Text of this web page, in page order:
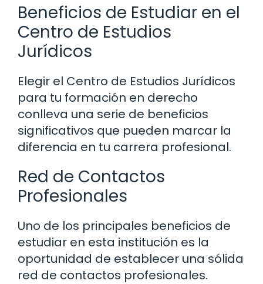
Beneficios de Estudiar en el
Centro de Estudios
Jurídicos
Elegir el Centro de Estudios Jurídicos
para tu formación en derecho
conlleva una serie de beneficios
significativos que pueden marcar la
diferencia en tu carrera profesional.
Red de Contactos
Profesionales
Uno de los principales beneficios de
estudiar en esta institución es la
oportunidad de establecer una sólida
red de contactos profesionales.